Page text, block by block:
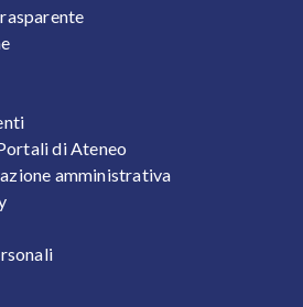
di Ateneo
amministrativa